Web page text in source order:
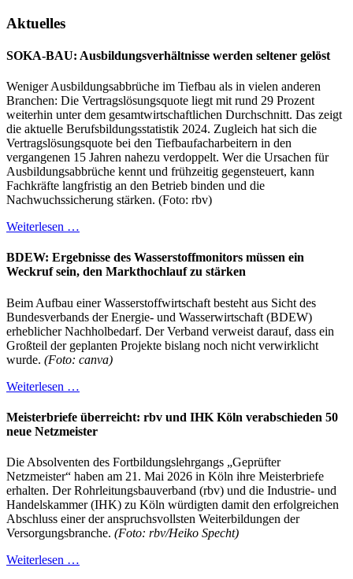
Aktuelles
SOKA-BAU: Ausbildungsverhältnisse werden seltener gelöst
Weniger Ausbildungsabbrüche im Tiefbau als in vielen anderen
Branchen: Die Vertragslösungsquote liegt mit rund 29 Prozent
weiterhin unter dem gesamtwirtschaftlichen Durchschnitt. Das zeigt
die aktuelle Berufsbildungsstatistik 2024. Zugleich hat sich die
Vertragslösungsquote bei den Tiefbaufacharbeitern in den
vergangenen 15 Jahren nahezu verdoppelt. Wer die Ursachen für
Ausbildungsabbrüche kennt und frühzeitig gegensteuert, kann
Fachkräfte langfristig an den Betrieb binden und die
Nachwuchssicherung stärken. (Foto: rbv)
Weiterlesen …
BDEW: Ergebnisse des Wasserstoffmonitors müssen ein
Weckruf sein, den Markthochlauf zu stärken
Beim Aufbau einer Wasserstoffwirtschaft besteht aus Sicht des
Bundesverbands der Energie- und Wasserwirtschaft (BDEW)
erheblicher Nachholbedarf. Der Verband verweist darauf, dass ein
Großteil der geplanten Projekte bislang noch nicht verwirklicht
wurde. (Foto: canva)
Weiterlesen …
Meisterbriefe überreicht: rbv und IHK Köln verabschieden 50
neue Netzmeister
Die Absolventen des Fortbildungslehrgangs „Geprüfter
Netzmeister“ haben am 21. Mai 2026 in Köln ihre Meisterbriefe
erhalten. Der Rohrleitungsbauverband (rbv) und die Industrie- und
Handelskammer (IHK) zu Köln würdigten damit den erfolgreichen
Abschluss einer der anspruchsvollsten Weiterbildungen der
Versorgungsbranche. (Foto: rbv/Heiko Specht)
Weiterlesen …